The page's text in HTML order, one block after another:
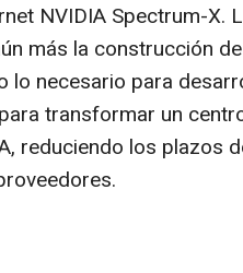
NVIDIA Spectrum-X.
más la construcción
lo necesario para
transformar un
reduciendo los plazos